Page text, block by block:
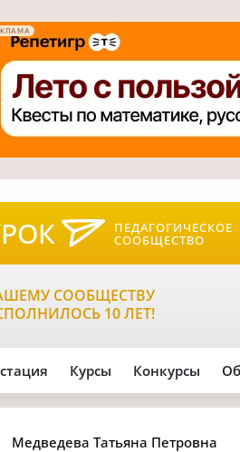
ПЕДАГОГИЧЕСКОЕ
СООБЩЕСТВО
СООБЩЕСТВУ
10 ЛЕТ!
Курсы Конкурсы
Медведева Татьяна Петровна